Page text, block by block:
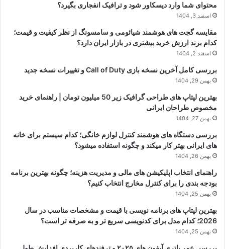
محتوای شما وارد دیسکاور شود و ترافیک انفجاری بگیرد؟
اسفند 3, 1404
مقایسه گجت های هوشمند شیائومی و سامسونگ از نظر کیفیت و قیمت؛
کدام برند ارزش خرید بیشتری در بازار ایران دارد؟
اسفند 2, 1404
بررسی کامل آخرین نسخه بازی Call of Duty و تغییرات نسخه جدید
بهمن 29, 1404
بهترین لپتاپ های طراحی گرافیک زیر 50 میلیون تومان | راهنمای خرید
مخصوص طراحان ایرانی
بهمن 27, 1404
بررسی دستگاه های هوشمند کنترل لوازم خانگی؛ کدام سیستم برای خانه
های ایرانی بهتر کار میکند و چگونه استفاده میشود؟
بهمن 26, 1404
راهنمای انتخاب اپلیکیشن های مالی و مدیریت هزینه؛ چگونه بهترین برنامه
بودجه بندی را برای کنترل مخارج انتخاب کنیم؟
بهمن 25, 1404
بهترین لپتاپ های برنامه نویسی با قیمت و مشخصات مناسب در سال
2026؛ کدام مدل برای کدنویسی سریع تر و به صرفه تر است؟
بهمن 25, 1404